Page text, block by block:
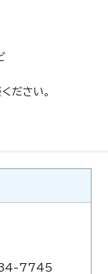
ださい。
34-7745